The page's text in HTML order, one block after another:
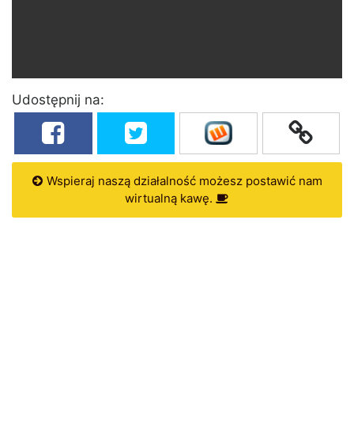
Udostępnij na:
Wspieraj naszą działalność możesz postawić nam
wirtualną kawę.